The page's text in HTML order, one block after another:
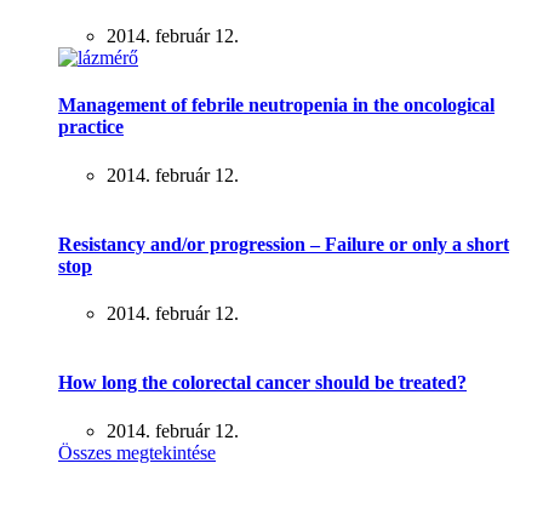
2014. február 12.
Management of febrile neutropenia in the oncological
practice
2014. február 12.
Resistancy and/or progression – Failure or only a short
stop
2014. február 12.
How long the colorectal cancer should be treated?
2014. február 12.
Összes megtekintése